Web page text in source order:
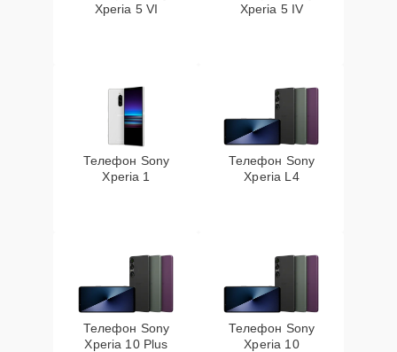
Xperia 5 VI
Xperia 5 IV
Телефон Sony
Xperia 1
Телефон Sony
Xperia L4
Телефон Sony
Xperia 10 Plus
Телефон Sony
Xperia 10